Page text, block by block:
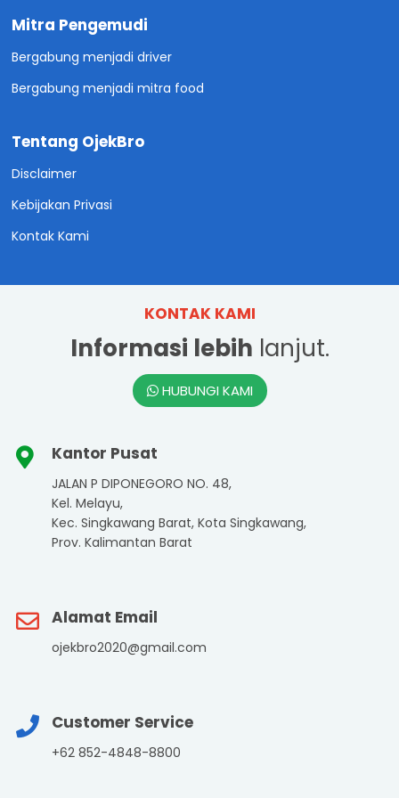
Mitra Pengemudi
Bergabung menjadi driver
Bergabung menjadi mitra food
Tentang OjekBro
Disclaimer
Kebijakan Privasi
Kontak Kami
KONTAK KAMI
Informasi lebih lanjut.
HUBUNGI KAMI
Kantor Pusat
JALAN P DIPONEGORO NO. 48,
Kel. Melayu,
Kec. Singkawang Barat, Kota Singkawang,
Prov. Kalimantan Barat
Alamat Email
ojekbro2020@gmail.com
Customer Service
+62 852-4848-8800